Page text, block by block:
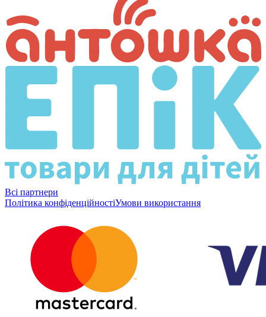
Всі партнери
Політика конфіденційностіУмови використання